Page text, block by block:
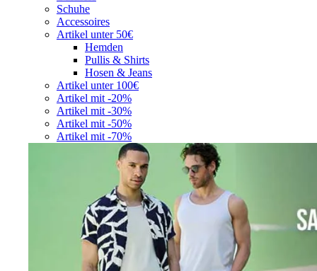
Schuhe
Accessoires
Artikel unter 50€
Hemden
Pullis & Shirts
Hosen & Jeans
Artikel unter 100€
Artikel mit -20%
Artikel mit -30%
Artikel mit -50%
Artikel mit -70%